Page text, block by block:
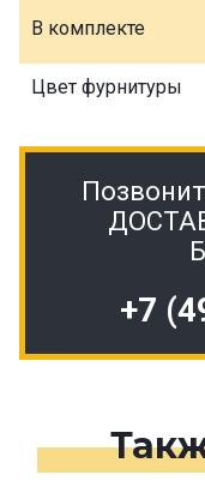
В комплекте
Цвет фурнитуры
+7